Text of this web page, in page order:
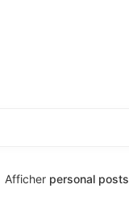
Afficher personal posts